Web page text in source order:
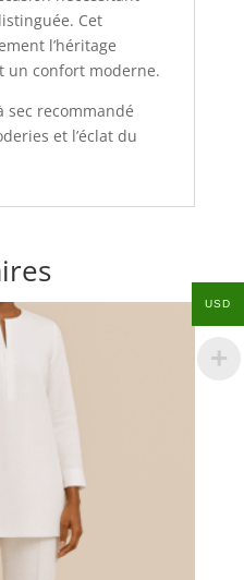
Cet
l’héritage
un confort moderne.
sec recommandé
et l’éclat du
USD